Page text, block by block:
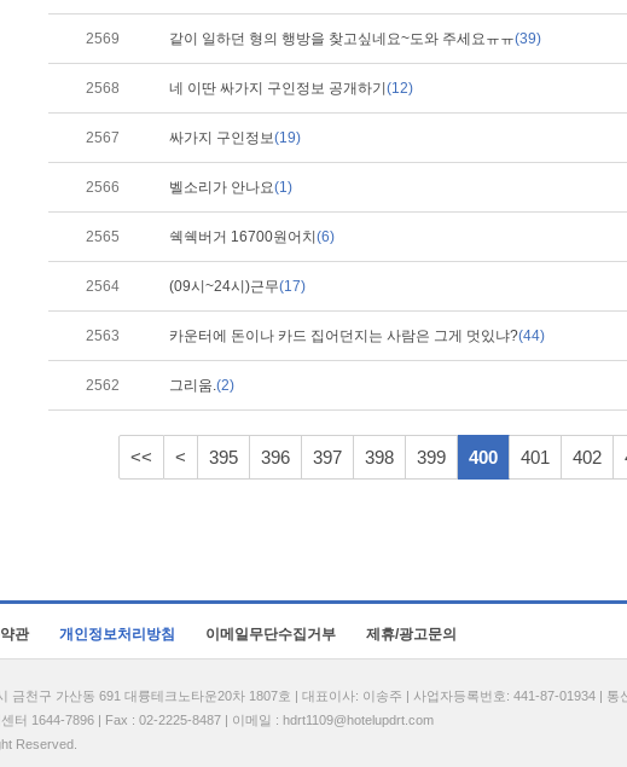
2569 같이 일하던 형의 행방을 찾고싶네요~도와 주세요ㅠㅠ(39)
2568 네 이딴 싸가지 구인정보 공개하기 (12)
2567 싸가지 구인정보(19)
2566 벨소리가 안나요(1)
2565 쉑쉑버거 16700원어치 (6)
2564 (09시~24시)근무(17)
2563 카운터에 돈이나 카드 집어던지는 사람은 그게 멋있냐?(44)
2562 그리움.(2)
<< < 395 396 397 398 399 400 401 402
관 개인정보처리방침 이메일무단수집거부 제휴/광고문의
금천구 가산동 691 대륭테크노타운20차 1807호 | 대표이사: 이송주 | 사업자등록번호: 441-87-01934 | 통
터 1644-7896 | Fax : 02-2225-8487 | 이메일 : hdrt1109@hotelupdrt.com
Reserved.